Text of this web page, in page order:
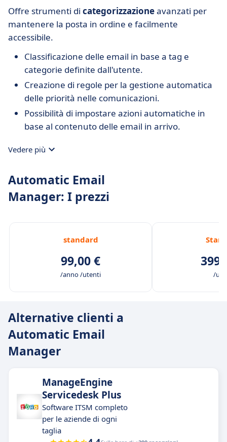
Offre strumenti di categorizzazioneavanzati per
mantenere la posta in ordine e facilmente
accessibile.
Classificazione delle email in base a tag e
categorie definite dall'utente.
Creazione di regole per la gestione automatica
delle priorità nelle comunicazioni.
Possibilità di impostare azioni automatiche in
base al contenuto delle email in arrivo.
Vedere più
Automatic Email
Manager: I prezzi
standard
99,00 €
/anno /utenti /
Alternative clienti a
Automatic Email
Manager
ManageEngine
Servicedesk Plus
Software ITSM completo
per le aziende di ogni
taglia